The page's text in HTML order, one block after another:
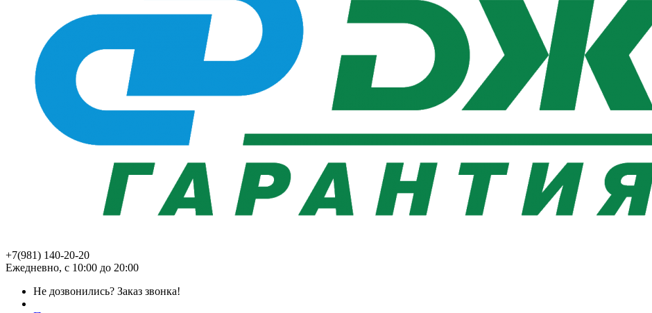
+7(981) 140-20-20
Ежедневно, с 10:00 до 20:00
Не дозвонились? Заказ звонка!